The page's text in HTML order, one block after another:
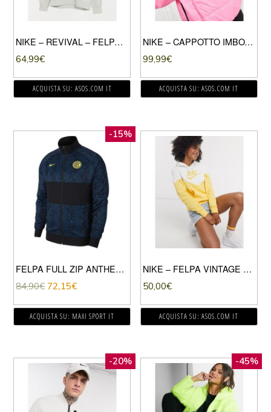
NIKE – REVIVAL – FELPA CON CAPPUCCIO GRIGIO MÉLANGE
64,99€
ACQUISTA SU: ASOS.COM IT
NIKE – CAPPOTTO IMBOTTITO CON LOGO NIKE SUL RETRO ROSA
99,99€
ACQUISTA SU: ASOS.COM IT
-15%
FELPA FULL ZIP ANTHEM INTER
84,90€ 72,15€
ACQUISTA SU: MAXI SPORT IT
NIKE – FELPA VINTAGE CON CAPPUCCIO GIALLA-GIALLO
50,00€
ACQUISTA SU: ASOS.COM IT
-20% -45%